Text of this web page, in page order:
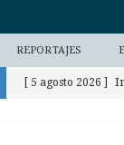
REPORTAJES
[ 5 agosto 2026 ]